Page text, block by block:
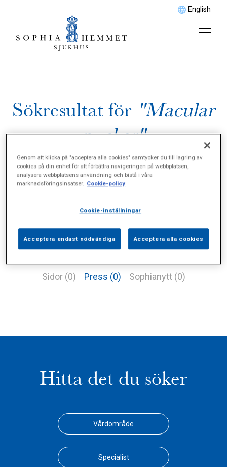
English
Sökresultat för "Macular
pucker"
Sidor (0) Press (0) Sophianytt (0)
Hitta det du söker
Vårdområde
Specialist
Genom att klicka på "acceptera alla cookies" samtycker du till lagring av
cookies på din enhet för att förbättra navigeringen på webbplatsen,
analysera webbplatsens användning och bistå i våra
marknadsföringsinsatser. Cookie-policy
Cookie-inställningar
Acceptera endast nödvändiga Acceptera alla cookies